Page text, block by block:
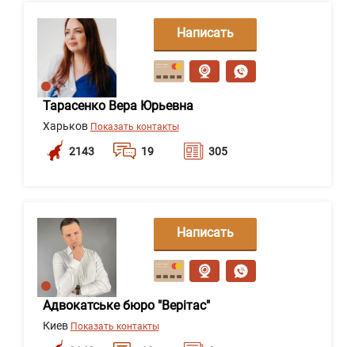
Тарасенко Вера Юрьевна
Харьков Показать контакты
2143 19 305
Написать
сообщение
Адвокатське бюро "Верітас"
Киев Показать контакты
Написать
сообщение